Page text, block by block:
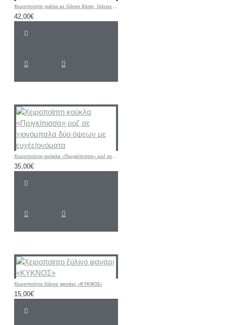
Χειροποίητη γυάλα με ξύλινη βάση, ξύλινες καρδιές και φωτογραφία
42,00€
Χειροποίητη κούκλα «Πριγκίπισσα» ροζ σε χιονόμπαλα δύο όψεων με ευχές/ονόματα
35,00€
Χειροποίητο ξύλινο φανάρι «ΚΥΚΝΟΣ»
15,00€